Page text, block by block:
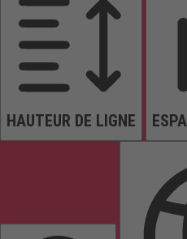
HAUTEUR DE LIGNE